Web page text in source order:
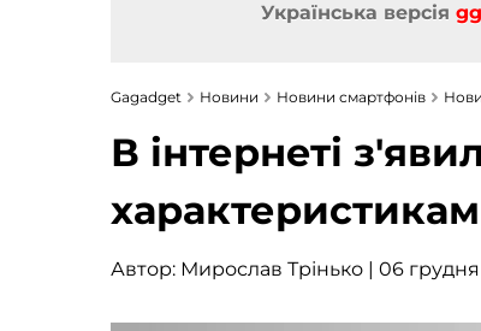
Українська версія gg
Gagadget Новини Новини смартфонів
В інтернеті
Автор: Мирослав Трінько | 06 грудня